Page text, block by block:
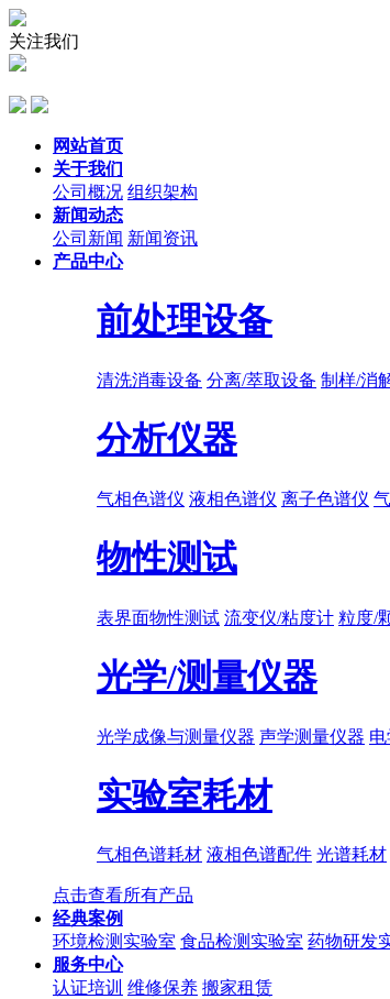
关注我们
网站首页
关于我们
公司概况 组织架构
新闻动态
公司新闻 新闻资讯
产品中心
前处理设备
清洗消毒设备 分离/萃取设备 制样/消
分析仪器
气相色谱仪 液相色谱仪 离子色谱仪
物性测试
表界面物性测试 流变仪/粘度计 粒度/
光学/测量仪器
光学成像与测量仪器 声学测量仪器
实验室耗材
气相色谱耗材 液相色谱配件 光谱耗材
点击查看所有产品
经典案例
环境检测实验室 食品检测实验室 药物研发
服务中心
认证培训 维修保养 搬家租赁